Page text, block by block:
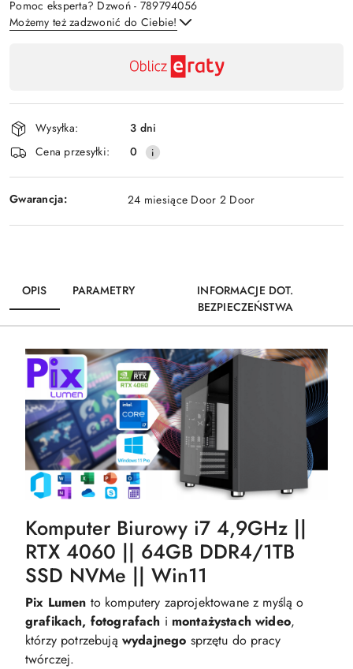
Pomoc eksperta? Dzwoń - 789794056
Możemy też zadzwonić do Ciebie!
płatność
i
dostawa
Wysyłka:
3 dni
Cena przesyłki:
0
Gwarancja: 24 miesiące Door 2 Door
OPIS PARAMETRY
INFORMACJE DOT.
BEZPIECZEŃSTWA
Komputer Biurowy i7 4,9GHz ||
RTX 4060 || 64GB DDR4/1TB
SSD NVMe || Win11
Pix Lumen to komputery zaprojektowane z myślą o
grafikach, fotografach i montażystach wideo,
którzy potrzebują wydajnego sprzętu do pracy
twórczej.